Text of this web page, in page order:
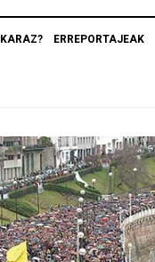
ERREPORTAJEAK